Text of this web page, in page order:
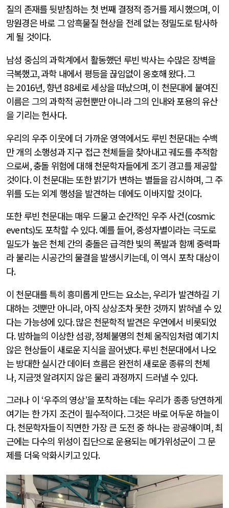
질의 존재를 뒷받침하는 첫 번째 결정적 증거를 제시했으며, 이
망원경은 바로 그 암흑물질 현상을 전례 없는 정밀도로 탐사하
게 될 것이다.
남성 중심의 과학계에서 활동했던 루빈 박사는 수많은 장벽을
극복했고,과학 내에서 평등을 끊임없이 옹호해 왔다.그
는2016년, 향년 88세로 세상을 떠났으며,이 천문대에 붙여진
이름은 그의 과학적 공헌뿐만 아니라 그의 인내와 포용의 유산
을 기리는 헌사다.
우리의 우주 이웃에 더 가까운 영역에서도 루빈 천문대는 수백
만 개의 소행성과 지구 접근 천체들을 찾아내고 궤도를 추적함
으로써,충돌 위험에 대해 천문학자들에게 조기 경고를 제공할
것이다.이 천문대는 또한 밝기가 변하는 별들을 감시하며,그 주
위를 도는 외계 행성을 발견하는 데에도 이바지할 것이다.
또한 루빈 천문대는 매우 드물고 순간적인 우주 사건(cosmic
events)도 포착할 수 있다.예를 들어,중성자별이라는 극도로
밀도가 높은 천체 간의 충돌은 급격한 빛의 폭발과 함께 중력파
라 불리는 시공간의 물결을 발생시키는데, 이 역시 포착 대상이
다.
이 천문대를 특히 흥미롭게 만드는 요소는, 우리가 발견하길 기
대하는 것뿐만 아니라, 아직 상상조차 못한 것까지 밝혀낼 수 있
다는 가능성에 있다.많은 천문학적 발견은 우연에서 비롯되었
다.밤하늘의 이상한 섬광,정체불명의 천체 움직임처럼 예기치
않은 현상들이 새로운 지식을 끌어냈다.루빈 천문대에서 나오
는 방대한 실시간 데이터 흐름은 완전히 새로운 종류의 천체
나, 지금껏 알려지지 않은 물리 과정까지 드러낼 수 있다.
그러나 이 ‘우주의 영상’을 포착하는 데는 우리가 종종 당연하게
여기는 한 가지 조건이 필수적이다.그것은 바로 어두운 하늘이
다.천문학자들이 직면한 가장 큰 도전 중 하나는 광공해이며,최
근에는 다수의 위성이 집단으로 운용되는 메가위성군이 그 문
제를 더욱 악화시키고 있다.